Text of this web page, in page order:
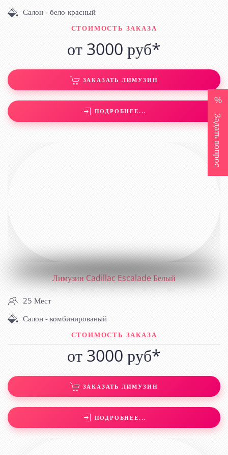
Салон - бело-красный
СТОИМОСТЬ ЗАКАЗА
от 3000 руб*
ЗАКАЗАТЬ ЛИМУЗИН
ПОДРОБНЕЕ...
Лимузин Cadillac Escalade Белый
25 Мест
Салон - комбинированый
СТОИМОСТЬ ЗАКАЗА
от 3000 руб*
ЗАКАЗАТЬ ЛИМУЗИН
ПОДРОБНЕЕ...
Задать вопрос